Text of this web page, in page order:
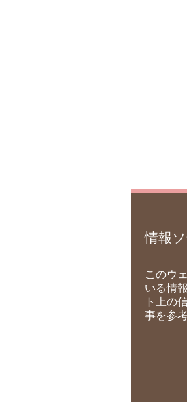
情報
このウ
いる情
ト上の
事を参